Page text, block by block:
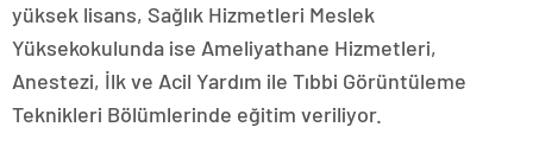
yüksek lisans, Sağlık Hizmetleri Meslek
Yüksekokulunda ise Ameliyathane Hizmetleri,
Anestezi, İlk ve Acil Yardım ile Tıbbi Görüntüleme
Teknikleri Bölümlerinde eğitim veriliyor.